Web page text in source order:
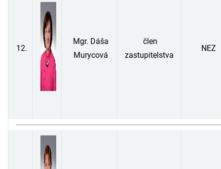
12.
Mgr. Dáša
Murycová
člen
zastupitelstva
NEZ